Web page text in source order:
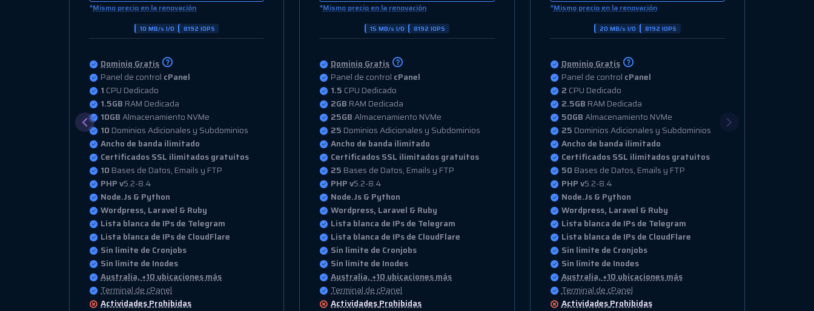
*Mismo precio en la renovación
15 MB/s I/O 8192 IOPS
Dominio Gratis
Panel de control cPanel
1.5CPU Dedicado
2GBRAM Dedicada
25GBAlmacenamiento NVMe
25 Dominios Adicionales y Subdominios
Ancho de banda ilimitado
Certificados SSL ilimitados gratuitos
25 Bases de Datos, Emails y FTP
PHP v5.2-8.4
Node.Js & Python
Wordpress, Laravel & Ruby
Lista blanca de IPs de Telegram
Lista blanca de IPs de CloudFlare
Sin límite de Cronjobs
Sin límite de Inodes
Australia, +10 ubicaciones más
Terminal de cPanel
ActividadesProhibidas
*Mismo precio en la renovación
20 MB/s I/O 8192 IOPS
Dominio Gratis
Panel de control cPanel
2CPU Dedicado
2.5GBRAM Dedicada
50GBAlmacenamiento NVMe
25 Dominios Adicionales y Subdominios
Ancho de banda ilimitado
Certificados SSL ilimitados gratuitos
50 Bases de Datos, Emails y FTP
PHP v5.2-8.4
Node.Js & Python
Wordpress, Laravel & Ruby
Lista blanca de IPs de Telegram
Lista blanca de IPs de CloudFlare
Sin límite de Cronjobs
Sin límite de Inodes
Australia, +10 ubicaciones más
Terminal de cPanel
ActividadesProhibidas
*Mismo precio en la renovación
30 MB/s I/O 12288 IOPS
Dominio Gratis
Panel de control cPanel
4 CPU Dedicado
4GBRAM Dedicada
100GBAlmacenamiento NVMe
100Dominios Adicionales y Subdominios
Ancho de banda ilimitado
Certificados SSL ilimitados gratuitos
100Bases de Datos, Emails y FTP
PHP v5.2-8.4
Node.Js & Python
Wordpress, Laravel & Ruby
Lista blanca de IPs de Telegram
Lista blanca de IPs de CloudFlare
Sin límite de Cronjobs
Sin límite de Inodes
Australia, +10 ubicaciones más
Terminal de cPanel
ActividadesProhibidas